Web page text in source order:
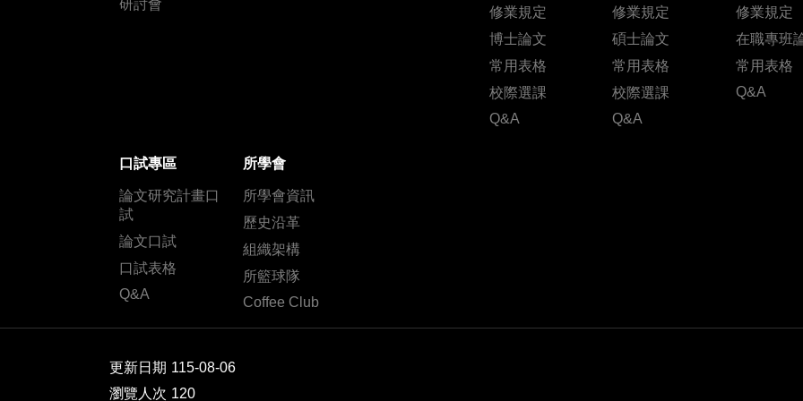
研討會
修業規定
博士論文
常用表格
校際選課
Q&A
修業規定
碩士論文
常用表格
校際選課
Q&A
修業規定
在職專班
常用表格
Q&A
口試專區
論文研究計畫口
試
論文口試
口試表格
Q&A
所學會
所學會資訊
歷史沿革
組織架構
所籃球隊
Coffee Club
更新日期 115-08-06
瀏覽人次 120